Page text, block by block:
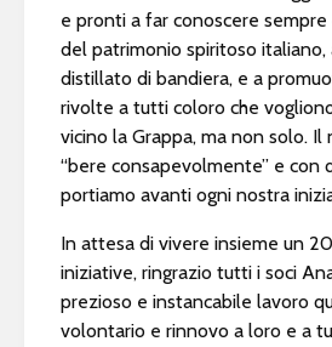
e pronti a far conoscere sempre
del patrimonio spiritoso italiano,
distillato di bandiera, e a
rivolte a tutti coloro che
vicino la Grappa, ma non solo.
“bere consapevolmente” e con
portiamo avanti ogni nostra
In attesa di vivere insieme un
iniziative, ringrazio tutti i soci
prezioso e instancabile lavoro
volontario e rinnovo a loro e a